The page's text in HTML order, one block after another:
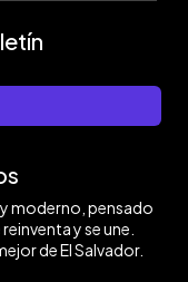
moderno, pensado
y se une.
de El Salvador.